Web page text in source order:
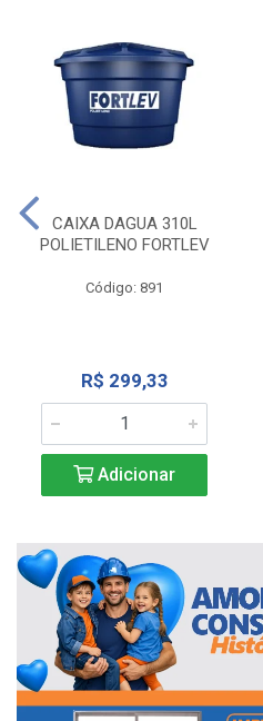
CAIXA DAGUA 310L
POLIETILENO FORTLEV
Código: 891
R$ 299,33
Adicionar